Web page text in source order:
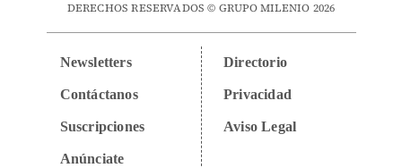
DERECHOS RESERVADOS © GRUPO MILENIO 2026
Newsletters
Contáctanos
Suscripciones
Anúnciate
Directorio
Privacidad
Aviso Legal